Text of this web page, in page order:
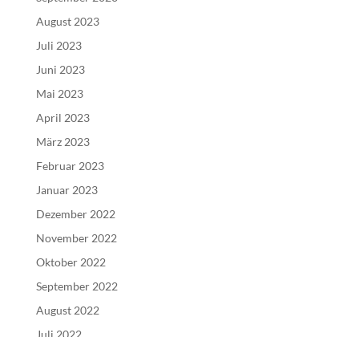
August 2023
Juli 2023
Juni 2023
Mai 2023
April 2023
März 2023
Februar 2023
Januar 2023
Dezember 2022
November 2022
Oktober 2022
September 2022
August 2022